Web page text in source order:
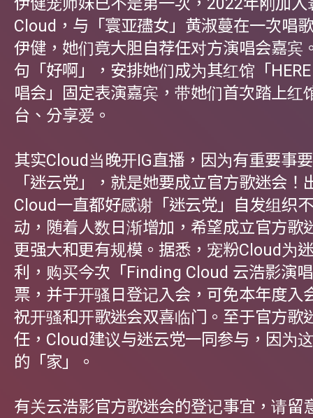
Cloud，与「寰亚孻女」黄淑蔓在一次唱
伊健，她们竟大胆自荐任对方演唱会嘉宾
句「好啊」，安排她们成为其红馆「
唱会」固定表演嘉宾，带她们首次踏上红
台、分享爱。
其实Cloud当晚开IG直播，因为有重要事
「迷云党」，就是她要成立官方歌迷会！
Cloud一直都好感谢「迷云党」自发组织
动，随着人数日渐增加，希望成立官方歌
更强大和更有规模。据悉，宠粉Cloud为
利，购买今次「Finding Cloud 云浩影演
票，并于开骚日登记入会，可免本年度入
祝开骚和开歌迷会双喜临门。至于官方歌
任，Cloud建议与迷云党一同参与，因为
的「家」。
有关云浩影官方歌迷会的登记事宜，请留